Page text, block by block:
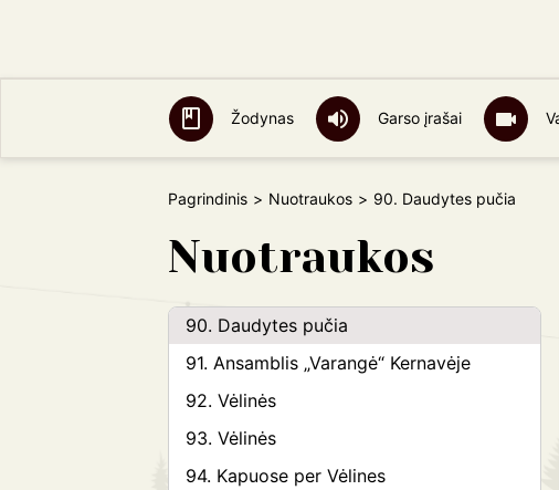
Žodynas Garso įrašai
Pagrindinis Nuotraukos 90. Daudytes pučia
Nuotraukos
84. Saulė leidžiasi
85. Paparčiai
87. Ragus pučia
88. Vartai
90. Daudytes pučia
91. Ansamblis „Varangė“ Kernavėje
92. Vėlinės
93. Vėlinės
94. Kapuose per Vėlines